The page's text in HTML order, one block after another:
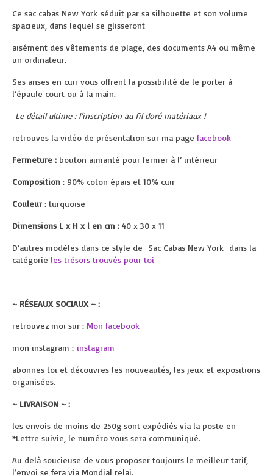
Ce sac cabas New York séduit par sa silhouette et son volume
spacieux, dans lequel se glisseront
aisément des vêtements de plage, des documents A4 ou même
un ordinateur.
Ses anses en cuir vous offrent la possibilité de le porter à
l’épaule court ou à la main.
Le détail ultime : l’inscription au fil doré matériaux !
retrouves la vidéo de présentation sur ma page facebook
Fermeture : bouton aimanté pour fermer à l’ intérieur
Composition : 90% coton épais et 10% cuir
Couleur : turquoise
Dimensions L x H x l en cm : 40 x 30 x 11
D’autres modèles dans ce style de Sac Cabas New York dans la
catégorie les trésors trouvés pour toi
~ RÉSEAUX SOCIAUX ~ :
retrouvez moi sur : Mon facebook
mon instagram : instagram
abonnes toi et découvres les nouveautés, les jeux et expositions
organisées.
~ LIVRAISON ~ :
les envois de moins de 250g sont expédiés via la poste en
*Lettre suivie, le numéro vous sera communiqué.
Au delà soucieuse de vous proposer toujours le meilleur tarif,
l’envoi se fera via Mondial relai.